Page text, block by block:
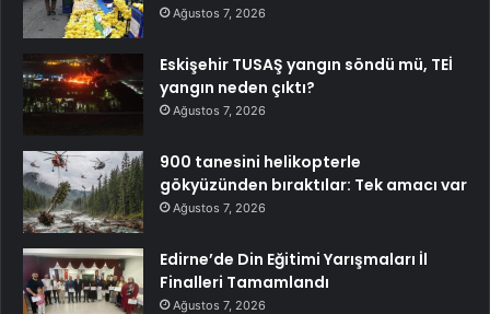
Ağustos 7, 2026
Eskişehir TUSAŞ yangın söndü mü, TEİ
yangın neden çıktı?
Ağustos 7, 2026
900 tanesini helikopterle
gökyüzünden bıraktılar: Tek amacı var
Ağustos 7, 2026
Edirne’de Din Eğitimi Yarışmaları İl
Finalleri Tamamlandı
Ağustos 7, 2026